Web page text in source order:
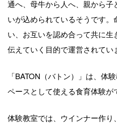
通へ、母牛から人へ、親から
いが込められているそうです
い、お互いを認め合って共に
伝えていく目的で運営されてい
「BATON（バトン）」は、体
ペースとして使える食育体験が
体験教室では、ウインナー作